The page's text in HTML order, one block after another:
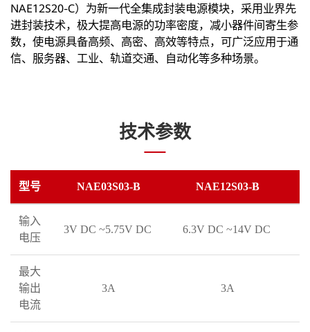
NAE12S20-C）为新一代全集成封装电源模块，采用业界先
进封装技术，极大提高电源的功率密度，减小器件间寄生参
数，使电源具备高频、高密、高效等特点，可广泛应用于通
信、服务器、工业、轨道交通、自动化等多种场景。
技术参数
型号 NAE03S03-B NAE12S03-B
输入
电压
3V DC ~5.75V DC 6.3V DC ~14V DC
最大
输出
电流
3A 3A